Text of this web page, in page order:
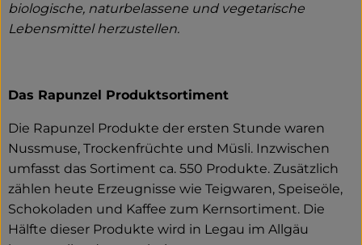
biologische, naturbelassene und vegetarische
Lebensmittel herzustellen.
Das Rapunzel Produktsortiment
Die Rapunzel Produkte der ersten Stunde waren
Nussmuse, Trockenfrüchte und Müsli. Inzwischen
umfasst das Sortiment ca. 550 Produkte. Zusätzlich
zählen heute Erzeugnisse wie Teigwaren, Speiseöle,
Schokoladen und Kaffee zum Kernsortiment. Die
Hälfte dieser Produkte wird in Legau im Allgäu